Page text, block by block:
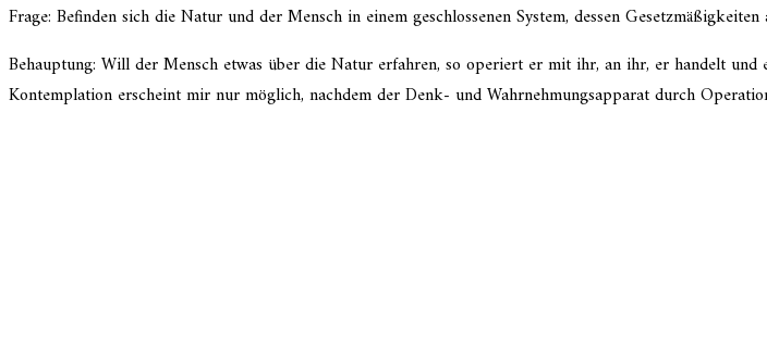
Frage: Befinden sich die Natur und der Mensch in einem geschlos­se­nen System, dessen
Behauptung: Will der Mensch etwas über die Natur erfah­ren, so operiert er mit ihr, an ihr, er handelt
Kontemplation erscheint mir nur möglich, nachdem der Denk- und Wahrnehmungsapparat durch